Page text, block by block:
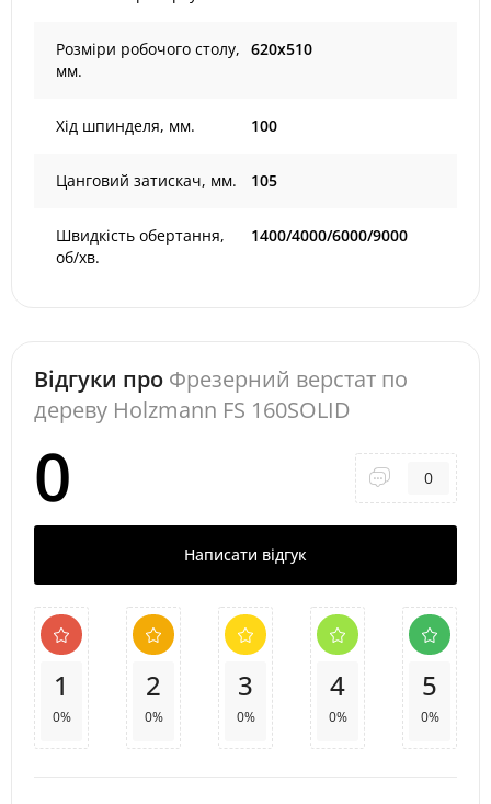
Розміри робочого столу,
мм.
620x510
Хід шпинделя, мм. 100
Цанговий затискач, мм. 105
Швидкість обертання,
об/хв.
1400/4000/6000/9000
Відгуки про Фрезерний верстат по
дереву Holzmann FS 160SOLID
0 0
Написати відгук
1
0%
2
0%
3
0%
4
0%
5
0%